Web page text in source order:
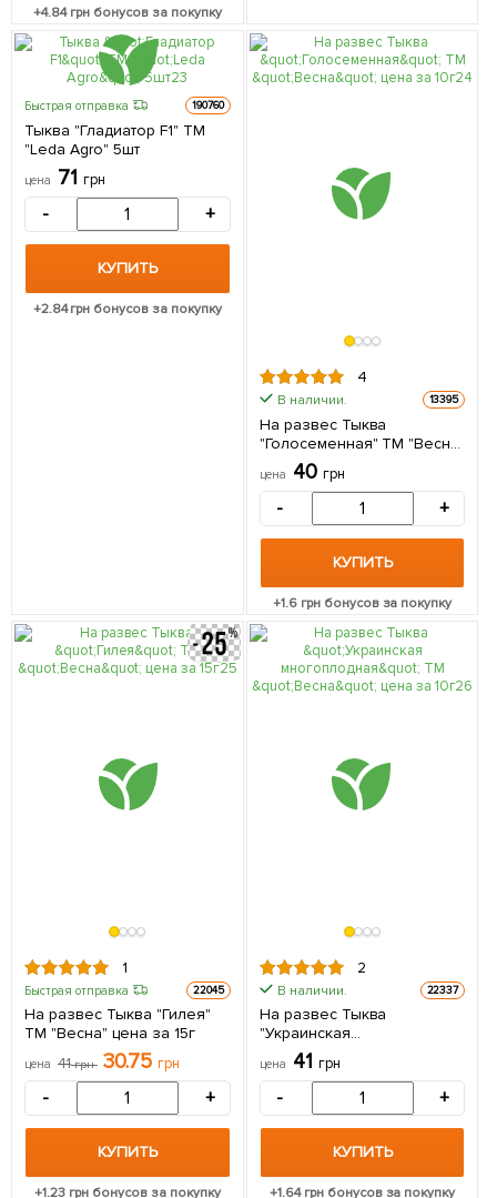
+4.84грн бонусов за покупку
Быстрая отправка 190760
Тыква "Гладиатор F1" ТМ
"Leda Agro" 5шт
цена 71 грн
- +
КУПИТЬ
+2.84грн бонусов за покупку
4
В наличии. 13395
На развес Тыква
"Голосеменная" ТМ "Весна"
цена за 10г
цена 40 грн
- +
КУПИТЬ
+1.6грн бонусов за покупку
1
Быстрая отправка 22045
На развес Тыква "Гилея"
ТМ "Весна" цена за 15г
цена 41грн 30.75 грн
- +
КУПИТЬ
+1.23 грн бонусов за покупку
2
В наличии. 22337
На развес Тыква
"Украинская
многоплодная" ТМ "Весна"
цена за 10г
цена 41 грн
- +
КУПИТЬ
+1.64грн бонусов за покупку